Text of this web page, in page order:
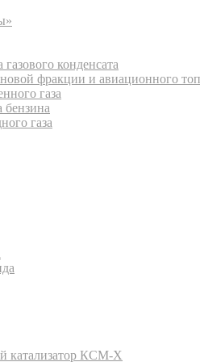
конденсата
фракции и авиационного
газа
газа
катализатор КСМ-Х